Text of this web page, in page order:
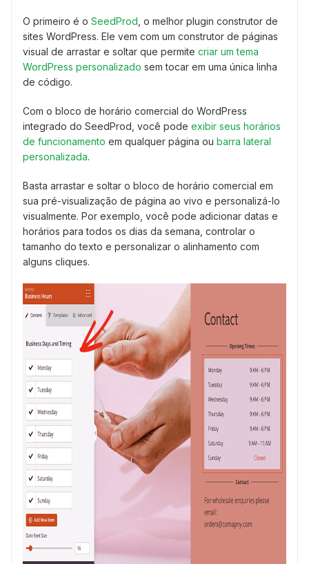
O primeiro é o SeedProd , o melhor plugin construtor de
sites WordPress. Ele vem com um construtor de páginas
visual de arrastar e soltar que permite criar um tema
WordPress personalizado sem tocar em uma única linha
de código.
Com o bloco de horário comercial do WordPress
integrado do SeedProd, você pode exibir seus horários
de funcionamento em qualquer página ou barra lateral
personalizada.
Basta arrastar e soltar o bloco de horário comercial em
sua pré-visualização de página ao vivo e personalizá-lo
visualmente. Por exemplo, você pode adicionar datas e
horários para todos os dias da semana, controlar o
tamanho do texto e personalizar o alinhamento com
alguns cliques.